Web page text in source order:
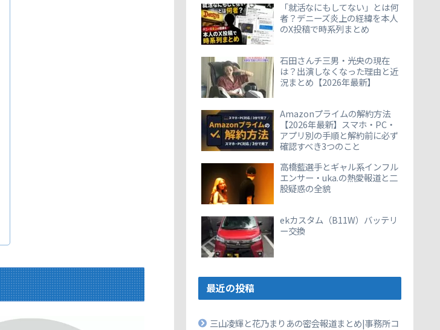
「就活なにもしてない」とは何
者？デニーズ炎上の経緯を本人
のX投稿で時系列まとめ
石田さんチ三男・光央の現在
は？出演しなくなった理由と近
況まとめ【2026年最新】
Amazonプライムの解約方法
【2026年最新】スマホ・PC・
アプリ別の手順と解約前に必ず
確認すべき3つのこと
高橋藍選手とギャル系インフル
エンサー・uka.の熱愛報道と二
股疑惑の全貌
ekカスタム（B11W）バッテリ
ー交換
最近の投稿
三山凌輝と花乃まりあの密会報道まとめ|事務所コ